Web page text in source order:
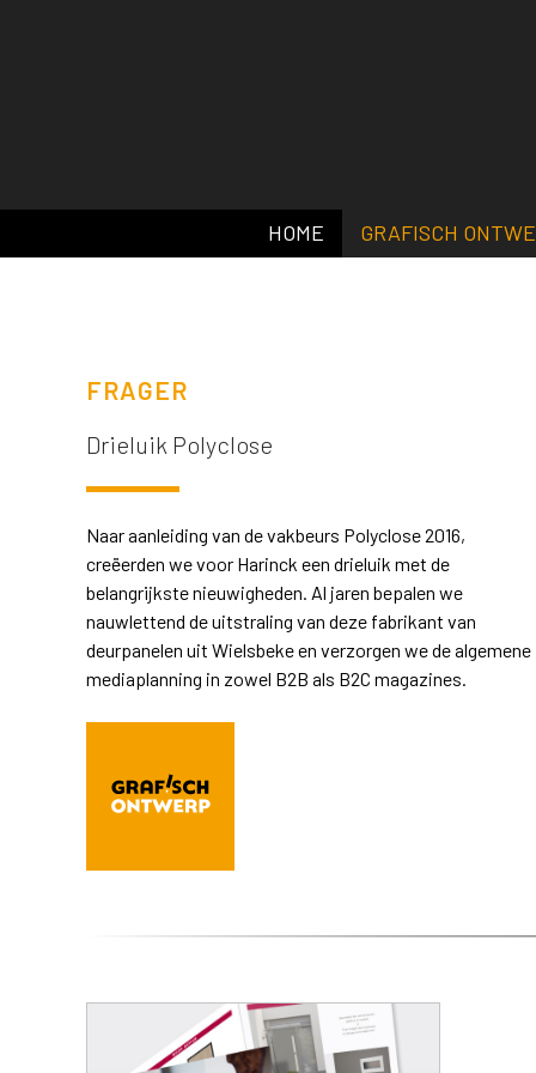
HOME GRAFISCH
FRAGER
Drieluik Polyclose
Naar aanleiding van de vakbeurs Polyclose 2016,
creëerden we voor Harinck een drieluik met de
belangrijkste nieuwigheden. Al jaren bepalen we
nauwlettend de uitstraling van deze fabrikant van
deurpanelen uit Wielsbeke en verzorgen we de algemene
mediaplanning in zowel B2B als B2C magazines.